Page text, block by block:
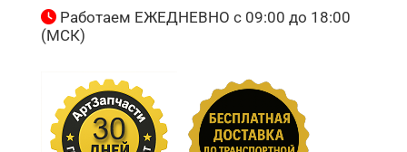
Работаем ЕЖЕДНЕВНО с 09:00 до 18:00
(МСК)